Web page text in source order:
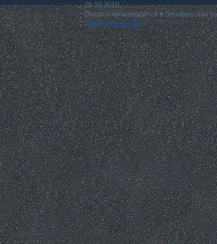
26.10.2010.
Оплата производится в белорусских
для покупателя.